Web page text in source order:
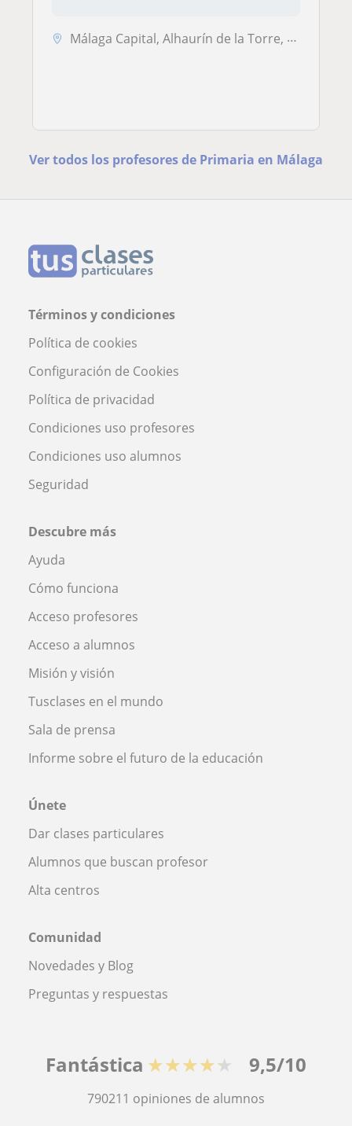
Málaga Capital, Alhaurín de la Torre, Torremolinos
Ver todos los profesores de Primaria en Málaga
Términos y condiciones
Política de cookies
Configuración de Cookies
Política de privacidad
Condiciones uso profesores
Condiciones uso alumnos
Seguridad
Descubre más
Ayuda
Cómo funciona
Acceso profesores
Acceso a alumnos
Misión y visión
Tusclases en el mundo
Sala de prensa
Informe sobre el futuro de la educación
Únete
Dar clases particulares
Alumnos que buscan profesor
Alta centros
Comunidad
Novedades y Blog
Preguntas y respuestas
Fantástica ★★★★★ 9,5/10
790211 opiniones de alumnos